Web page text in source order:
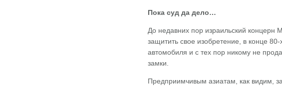
Пока суд да дело…
До недавних пор израильский концерн
защитить свое изобретение, в конце
автомобиля и с тех пор никому не
замки.
Предприимчивым азиатам, как видим,